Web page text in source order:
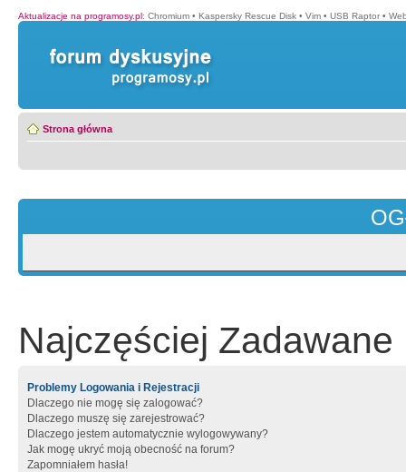
Aktualizacje na programosy.pl: Chromium • Kaspersky Rescue Disk • Vim • USB Raptor •
Strona główna
Najczęściej Zadawane
Problemy Logowania i Rejestracji
Dlaczego nie mogę się zalogować?
Dlaczego muszę się zarejestrować?
Dlaczego jestem automatycznie wylogowywany?
Jak mogę ukryć moją obecność na forum?
Zapomniałem hasła!